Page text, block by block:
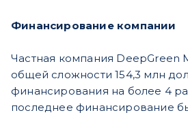
Финансирование компании
Частная компания DeepGreen
общей сложности 154,3 млн
финансирования на более 4
последнее финансирование